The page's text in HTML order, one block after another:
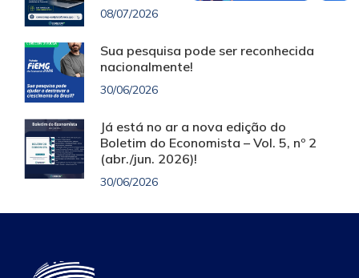
08/07/2026
Sua pesquisa pode ser reconhecida
nacionalmente!
30/06/2026
Já está no ar a nova edição do
Boletim do Economista – Vol. 5, nº 2
(abr./jun. 2026)!
30/06/2026